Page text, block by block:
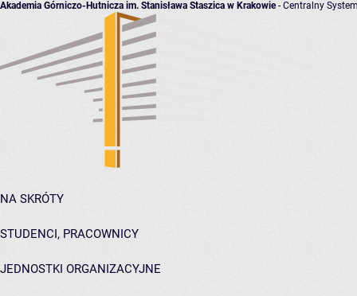
Akademia Górniczo-Hutnicza im. Stanisława Staszica w Krakowie- Centralny
NA SKRÓTY
STUDENCI, PRACOWNICY
JEDNOSTKI ORGANIZACYJNE